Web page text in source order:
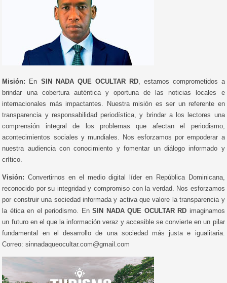
Misión: En SIN NADA QUE OCULTAR RD, estamos comprometidos a
brindar una cobertura auténtica y oportuna de las noticias locales e
internacionales más impactantes. Nuestra misión es ser un referente en
transparencia y responsabilidad periodística, y brindar a los lectores una
comprensión integral de los problemas que afectan el periodismo,
acontecimientos sociales y mundiales. Nos esforzamos por empoderar a
nuestra audiencia con conocimiento y fomentar un diálogo informado y
crítico.
Visión: Convertirnos en el medio digital líder en República Dominicana,
reconocido por su integridad y compromiso con la verdad. Nos esforzamos
por construir una sociedad informada y activa que valore la transparencia y
la ética en el periodismo. EnSIN NADA QUE OCULTAR RD imaginamos
un futuro en el que la información veraz y accesible se convierte en un pilar
fundamental en el desarrollo de una sociedad más justa e igualitaria.
Correo: sinnadaqueocultar.com@gmail.com